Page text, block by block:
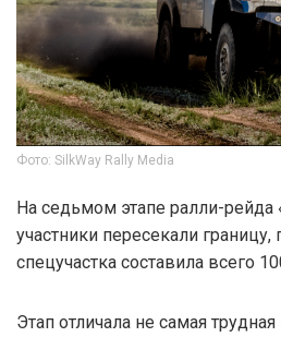
Фото: SilkWay Rally Media
На седьмом этапе ралли-
участники пересекали границу,
спецучастка составила всего
Этап отличала не самая